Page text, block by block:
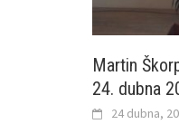
Martin
24. dubna
24 dubna,